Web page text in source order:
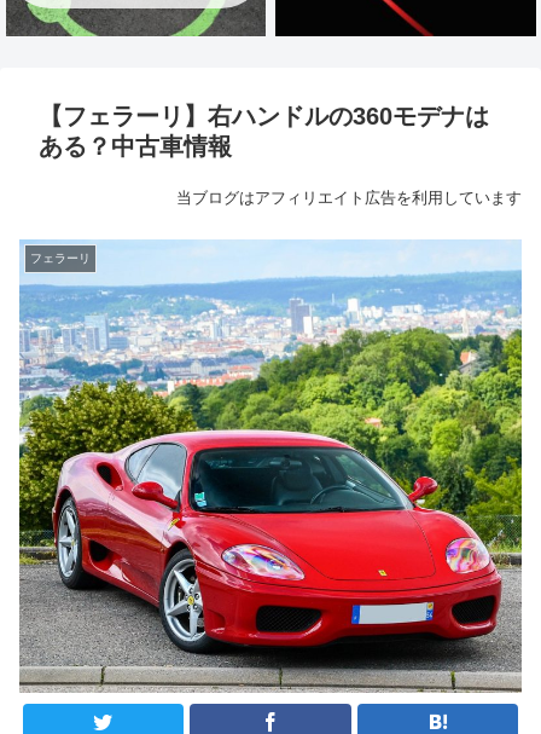
【フェラーリ】右ハンドルの360モデナは
ある？中古車情報
当ブログはアフィリエイト広告を利用しています
フェラーリ